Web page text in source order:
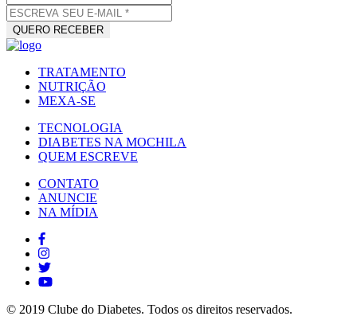
TRATAMENTO
NUTRIÇÃO
MEXA-SE
TECNOLOGIA
DIABETES NA MOCHILA
QUEM ESCREVE
CONTATO
ANUNCIE
NA MÍDIA
© 2019 Clube do Diabetes. Todos os direitos reservados.